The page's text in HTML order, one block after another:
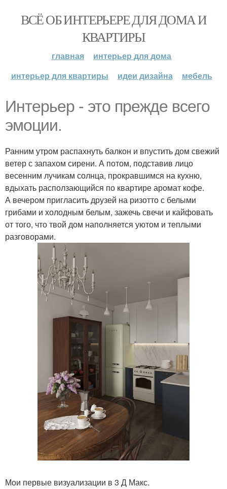
ВСЁ ОБ ИНТЕРЬЕРЕ ДЛЯ ДОМА И
КВАРТИРЫ
главная
интерьер для дома
интерьер для квартиры
идеи дизайна мебель
Интерьер - это прежде всего
эмоции.
Ранним утром распахнуть балкон и впустить дом свежий
ветер с запахом сирени. А потом, подставив лицо
весенним лучикам солнца, прокравшимся на кухню,
вдыхать расползающийся по квартире аромат кофе.
А вечером пригласить друзей на ризотто с белыми
грибами и холодным белым, зажечь свечи и кайфовать
от того, что твой дом наполняется уютом и теплыми
разговорами.
Мои первые визуализации в 3 Д Макс.